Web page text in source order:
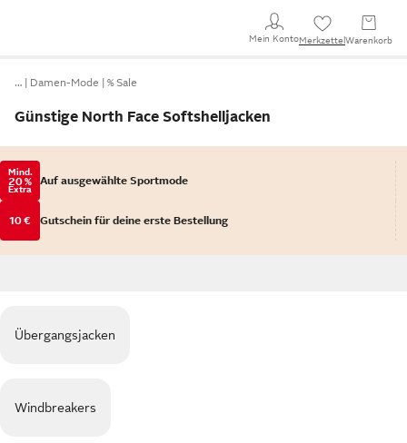
Mein KontoMerkzettel Warenkorb
… Damen-Mode % Sale
Günstige North Face Softshelljacken
Mind.
20 %
Extra
Auf ausgewählte Sportmode
10 € Gutschein für deine erste Bestellung
Übergangsjacken
Windbreakers